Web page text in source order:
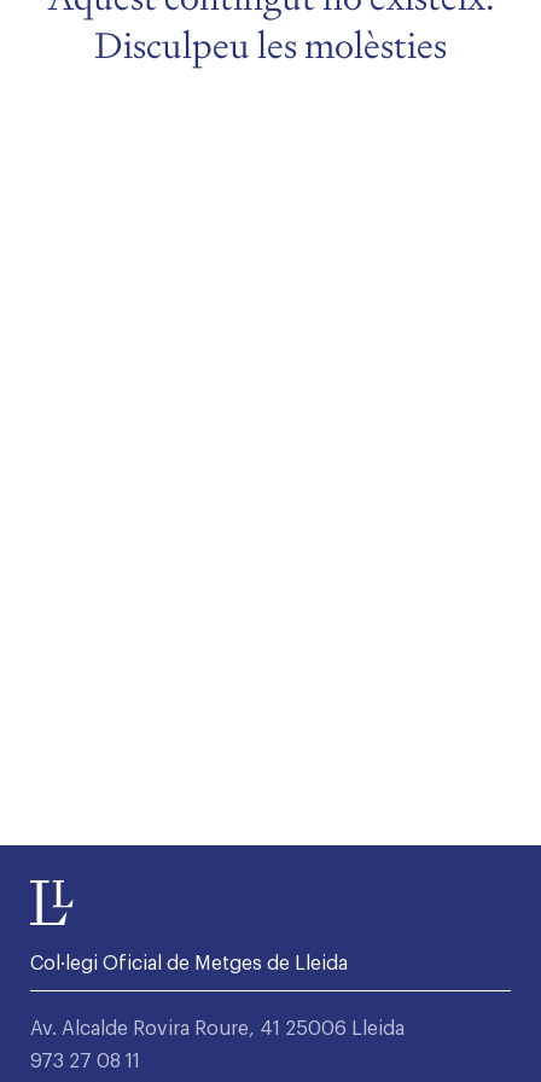
Disculpeu les molèsties
Col·legi Oficial de Metges de Lleida
Av. Alcalde Rovira Roure, 41 25006 Lleida
973 27 08 11